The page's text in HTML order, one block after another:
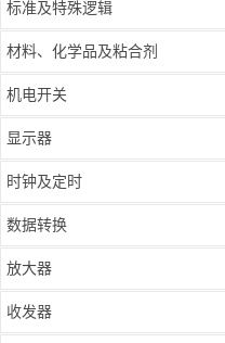
标准及特殊逻辑
材料、化学品及粘合剂
机电开关
显示器
时钟及定时
数据转换
放大器
收发器